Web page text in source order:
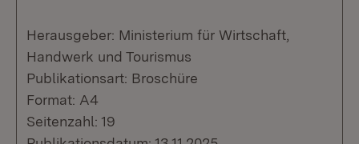
Herausgeber: Ministerium für Wirtschaft,
Handwerk und Tourismus
Publikationsart: Broschüre
Format: A4
Seitenzahl: 19